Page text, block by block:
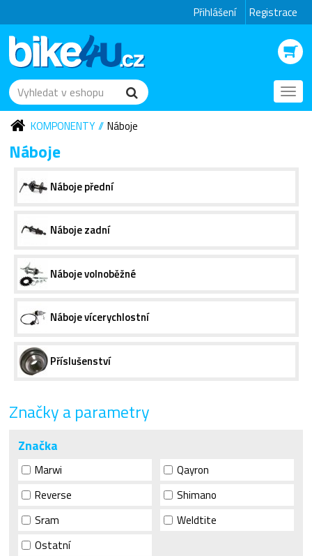
Přihlášení Registrace
KOMPONENTY
Náboje
Náboje
Náboje přední
Náboje zadní
Náboje volnoběžné
Náboje vícerychlostní
Příslušenství
Značky a parametry
Značka
Marwi
Qayron
Reverse
Shimano
Sram
Weldtite
Ostatní